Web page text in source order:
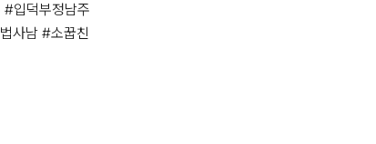
입덕부정남주
사남 #소꿉친